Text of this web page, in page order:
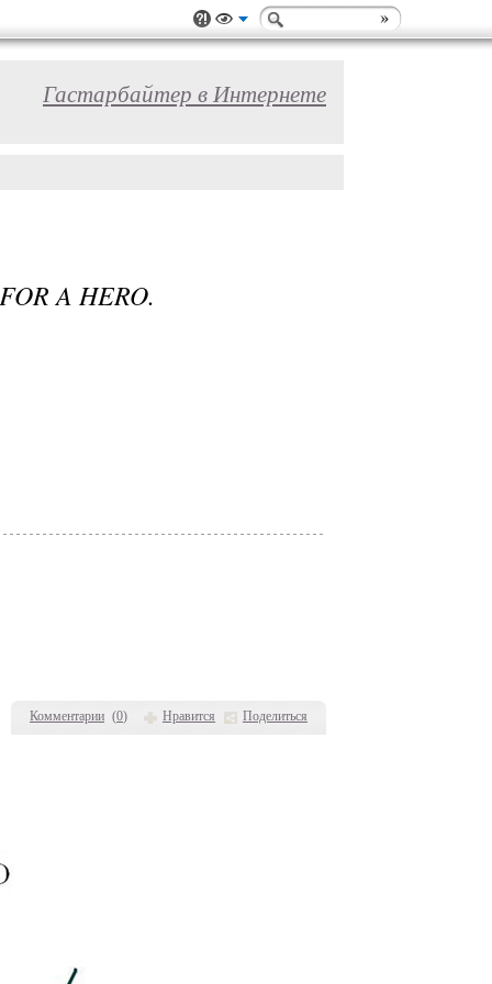
Гастарбайтер в Интернете
Комментарии (0) Нравится Поделиться
A HERO.